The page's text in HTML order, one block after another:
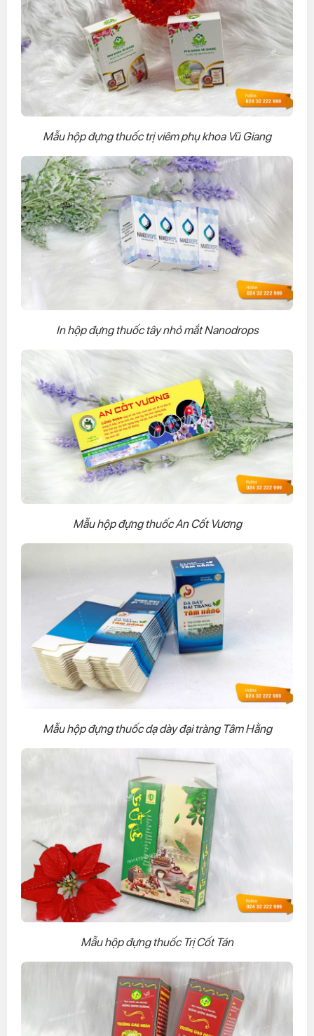
Mẫu hộp đựng thuốc trị viêm phụ khoa Vũ Giang
In hộp đựng thuốc tây nhỏ mắt Nanodrops
Mẫu hộp đựng thuốc An Cốt Vương
Mẫu hộp đựng thuốc dạ dày đại tràng Tâm Hằng
Mẫu hộp đựng thuốc Trị Cốt Tán